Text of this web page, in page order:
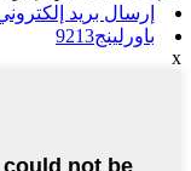
إرسال بريد
باورلينج9213
x